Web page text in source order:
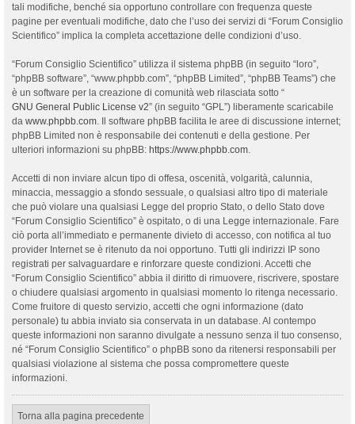
tali modifiche, benché sia opportuno controllare con frequenza queste
pagine per eventuali modifiche, dato che l’uso dei servizi di “Forum Consiglio
Scientifico” implica la completa accettazione delle condizioni d’uso.
“Forum Consiglio Scientifico” utilizza il sistema phpBB (in seguito “loro”,
“phpBB software”, “www.phpbb.com”, “phpBB Limited”, “phpBB Teams”) che
è un software per la creazione di comunità web rilasciata sotto “
GNU General Public License v2” (in seguito “GPL”) liberamente scaricabile
da www.phpbb.com. Il software phpBB facilita le aree di discussione internet;
phpBB Limited non è responsabile dei contenuti e della gestione. Per
ulteriori informazioni su phpBB: https://www.phpbb.com.
Accetti di non inviare alcun tipo di offesa, oscenità, volgarità, calunnia,
minaccia, messaggio a sfondo sessuale, o qualsiasi altro tipo di materiale
che può violare una qualsiasi Legge del proprio Stato, o dello Stato dove
“Forum Consiglio Scientifico” è ospitato, o di una Legge internazionale. Fare
ciò porta all’immediato e permanente divieto di accesso, con notifica al tuo
provider Internet se è ritenuto da noi opportuno. Tutti gli indirizzi IP sono
registrati per salvaguardare e rinforzare queste condizioni. Accetti che
“Forum Consiglio Scientifico” abbia il diritto di rimuovere, riscrivere, spostare
o chiudere qualsiasi argomento in qualsiasi momento lo ritenga necessario.
Come fruitore di questo servizio, accetti che ogni informazione (dato
personale) tu abbia inviato sia conservata in un database. Al contempo
queste informazioni non saranno divulgate a nessuno senza il tuo consenso,
né “Forum Consiglio Scientifico” o phpBB sono da ritenersi responsabili per
qualsiasi violazione al sistema che possa compromettere queste
informazioni.
Torna alla pagina precedente